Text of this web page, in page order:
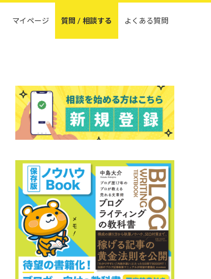
マイページ 質問 / 相談する よくある質問